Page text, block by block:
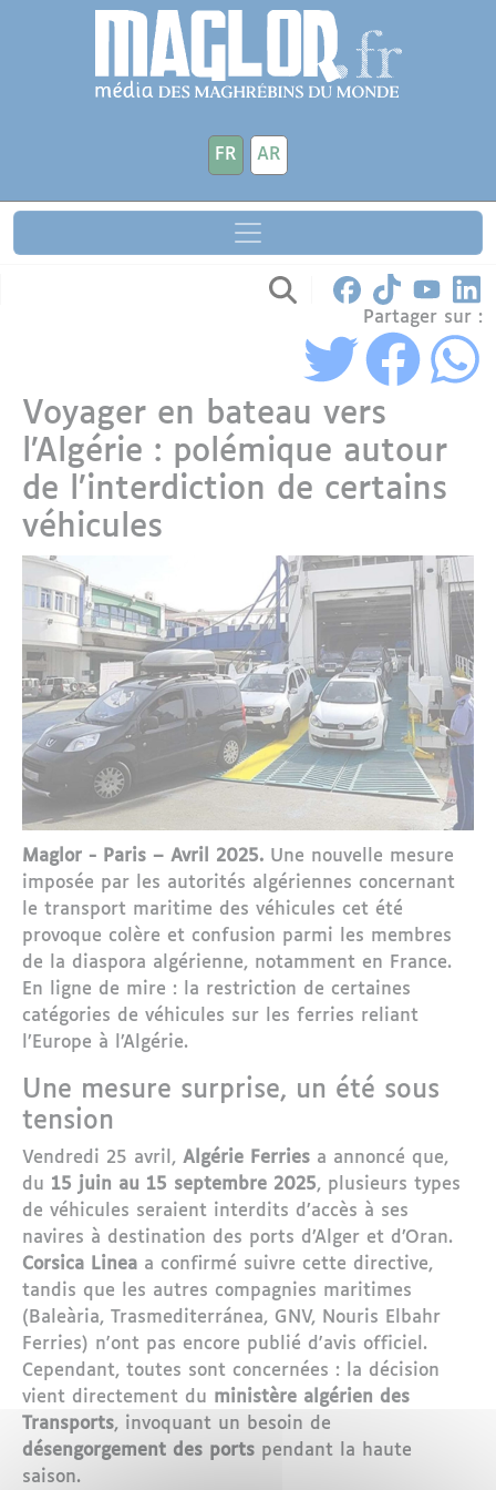
Aller au contenu principal
FR AR
Partager sur :
Voyager en bateau vers
l’Algérie : polémique autour
de l’interdiction de certains
véhicules
Maglor - Paris – Avril 2025. Une nouvelle mesure
imposée par les autorités algériennes concernant
le transport maritime des véhicules cet été
provoque colère et confusion parmi les membres
de la diaspora algérienne, notamment en France.
En ligne de mire : la restriction de certaines
catégories de véhicules sur les ferries reliant
l’Europe à l’Algérie.
Une mesure surprise, un été sous
tension
Vendredi 25 avril, Algérie Ferries a annoncé que,
du 15 juin au 15 septembre 2025, plusieurs types
de véhicules seraient interdits d’accès à ses
navires à destination des ports d’Alger et d’Oran.
Corsica Linea a confirmé suivre cette directive,
tandis que les autres compagnies maritimes
(Baleària, Trasmediterránea, GNV, Nouris Elbahr
Ferries) n'ont pas encore publié d'avis officiel.
Cependant, toutes sont concernées : la décision
vient directement du ministère algérien des
Transports, invoquant un besoin de
désengorgement des ports pendant la haute
saison.
Panneau de gestion des cookies